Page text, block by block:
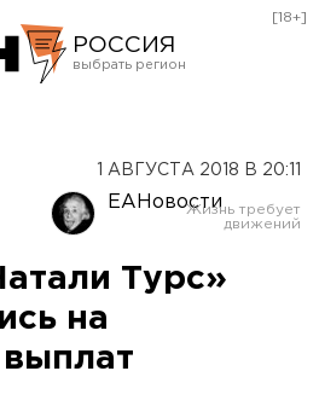
РОССИЯ
Оренбург
[18+]
1 АВГУСТА 2018 В 20:11
ЕАНовости
Турс»
на
выплат